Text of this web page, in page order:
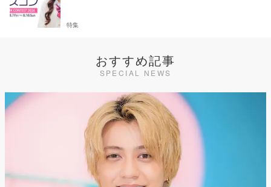
特集
おすすめ記事
SPECIAL NEWS